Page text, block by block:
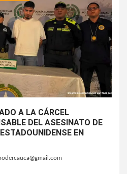
A LA CÁRCEL
DEL ASESINATO DE
EN